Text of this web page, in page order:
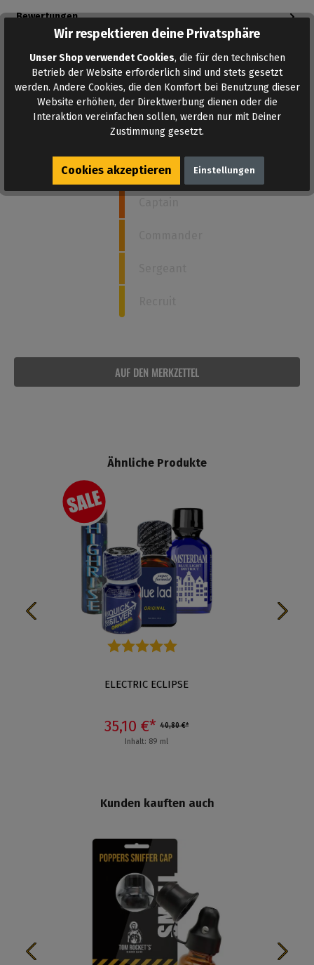
Wie stark ist dieses Poppers?
5 Admiral
AUF DEN MERKZETTEL
Bewertungen
Bewertungen lesen, schreiben und diskutieren...
Ähnliche Produkte
ELECTRIC ECLIPSE
35,10 €* 40,80 €*
Inhalt: 89 ml
Kunden kauften auch
Wir respektieren deine Privatsphäre
Unser Shop verwendet Cookies, die für den technischen
Betrieb der Website erforderlich sind und stets gesetzt
werden. Andere Cookies, die den Komfort bei Benutzung dieser
Website erhöhen, der Direktwerbung dienen oder die
Interaktion vereinfachen sollen, werden nur mit Deiner
Zustimmung gesetzt.
Cookies akzeptieren Einstellungen